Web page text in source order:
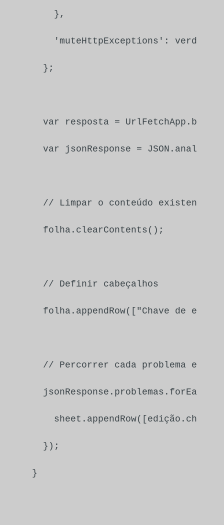
    },
'muteHttpExceptions' :
  };
var resposta = UrlFetchApp . buscar
var jsonResponse = JSON . analisar
// Limpar o conteúdo existente
  folha.
clearContents ();
// Definir cabeçalhos
  folha.
appendRow([ "Chave de
// Percorrer cada problema e
  jsonResponse.
problemas . forEach
    sheet.
appendRow([edição. chave
  });
}